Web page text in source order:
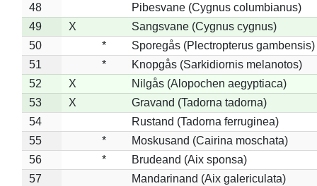
48
Pibesvane (Cygnus columbianus)
49
X
Sangsvane (Cygnus cygnus)
50
*
Sporegås (Plectropterus gambensis)
51
*
Knopgås (Sarkidiornis melanotos)
52
X
Nilgås (Alopochen aegyptiaca)
53
X
Gravand (Tadorna tadorna)
54
Rustand (Tadorna ferruginea)
55
*
Moskusand (Cairina moschata)
56
*
Brudeand (Aix sponsa)
57
Mandarinand (Aix galericulata)